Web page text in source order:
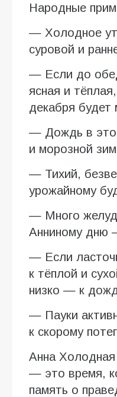
Народные
— Холодное
суровой и
— Если до
ясная и
декабря будет
— Дождь в
и морозной
— Тихий,
урожайному
— Много
Анниному дню
— Если
к тёплой и
низко — к
— Пауки
к скорому
Анна Холодная
— это время,
память о